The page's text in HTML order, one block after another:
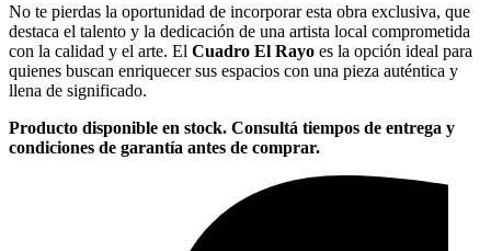
No te pierdas la oportunidad de incorporar esta obra exclusiva, que
destaca el talento y la dedicación de una artista local comprometida
con la calidad y el arte. El Cuadro El Rayo es la opción ideal para
quienes buscan enriquecer sus espacios con una pieza auténtica y
llena de significado.
Producto disponible en stock. Consultá tiempos de entrega y
condiciones de garantía antes de comprar.